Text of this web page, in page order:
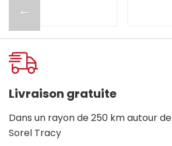
←
Livraison gratuite
Dans un rayon de 250 km autour de
Sorel Tracy